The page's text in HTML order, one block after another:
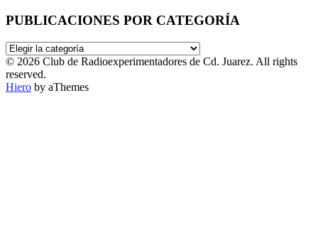
PUBLICACIONES POR CATEGORÍA
PUBLICACIONES
POR
CATEGORÍA
© 2026 Club de Radioexperimentadores de Cd. Juarez. All rights
reserved.
Hiero by aThemes